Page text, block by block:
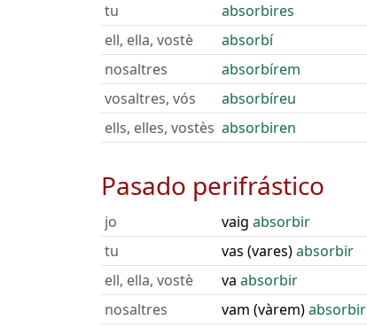
tu
absorbires
ell, ella, vostè
absorbí
nosaltres
absorbírem
vosaltres, vós
absorbíreu
ells, elles, vostès absorbiren
Pasado perifrástico
jo vaig absorbir
tu
vas (vares)absorbir
ell, ella, vostè
va absorbir
nosaltres
vam (vàrem)absorbir